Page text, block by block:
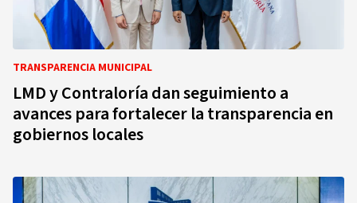
TRANSPARENCIA MUNICIPAL
LMD y Contraloría dan seguimiento a
avances para fortalecer la transparencia en
gobiernos locales